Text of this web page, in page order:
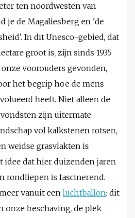
ten noordwesten van
je de Magaliesberg en 'de
In dit Unesco-gebied, dat
groot is, zijn sinds 1935
voorouders gevonden,
het begrip hoe de mens
heeft. Niet alleen de
zijn uitermate
vol kalkstenen rotsen,
weidse grasvlakten is
idee dat hier duizenden jaren
rondliepen is fascinerend.
vanuit een luchtballon: dit
onze beschaving, de plek